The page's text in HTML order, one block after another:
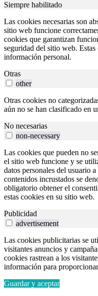
Siempre habilitado
Las cookies necesarias son
sitio web funcione
cookies que garantizan
seguridad del sitio web.
información personal.
Otras
other
Otras cookies no
aún no se han clasificado en
No necesarias
non-necessary
Las cookies que pueden no
el sitio web funcione y se
datos personales del usuario
contenidos incrustados se
obligatorio obtener el
estas cookies en su sitio web.
Publicidad
advertisement
Las cookies publicitarias se
visitantes anuncios y
cookies rastrean a los
información para
Guardar y aceptar